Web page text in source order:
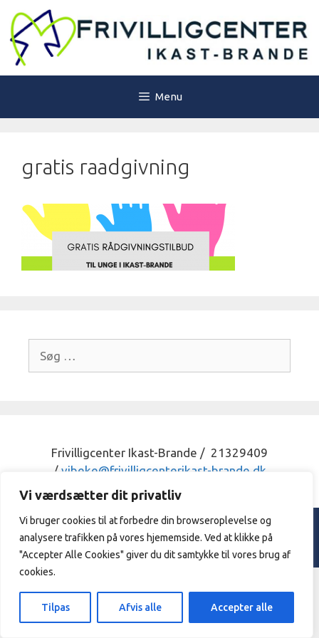
Vi værdsætter dit privatliv
Vi bruger cookies til at forbedre din browseroplevelse og
analysere trafikken på vores hjememside. Ved at klikke på
"Accepter Alle Cookies" giver du dit samtykke til vores brug af
cookies.
Tilpas Afvis alle Accepter alle
indhold
Menu
gratis raadgivning
efter:
Frivilligcenter Ikast-Brande / 21329409
/ vibeke@frivilligcenterikast-brande.dk
© 2026 Frivilligcenter Ikast - Brande. | Privatpolitik
Designed & hosted by